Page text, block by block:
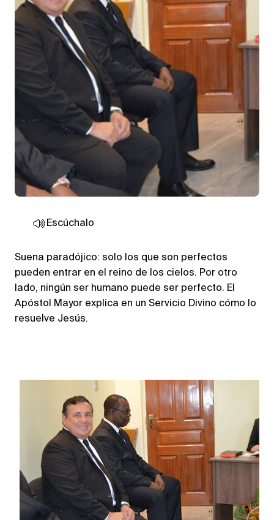
Escúchalo
Suena paradójico: solo los que son perfectos
pueden entrar en el reino de los cielos. Por otro
lado, ningún ser humano puede ser perfecto. El
Apóstol Mayor explica en un Servicio Divino cómo lo
resuelve Jesús.